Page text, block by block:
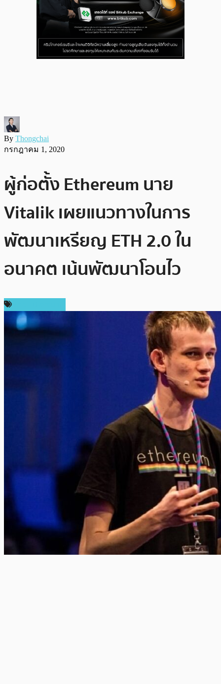
By Thongchai
กรกฎาคม 1, 2020
ผู้ก่อตั้ง Ethereum นาย
Vitalik เผยแนวทางในการ
พัฒนาเหรียญ ETH 2.0 ใน
อนาคต เน้นพัฒนาโอนไว